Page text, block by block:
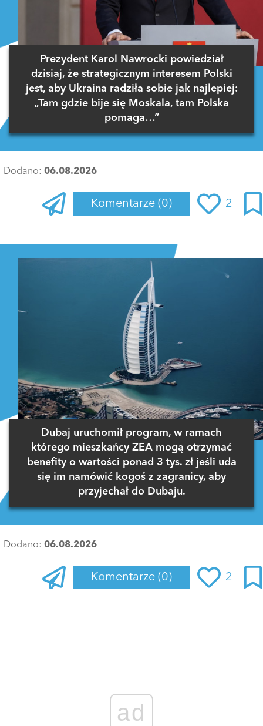
Prezydent Karol Nawrocki powiedział
dzisiaj, że strategicznym interesem Polski
jest, aby Ukraina radziła sobie jak najlepiej:
„Tam gdzie bije się Moskala, tam Polska
pomaga…”
Dodano: 06.08.2026
Komentarze (0) 2
Dubaj uruchomił program, w ramach
którego mieszkańcy ZEA mogą otrzymać
benefity o wartości ponad 3 tys. zł jeśli uda
się im namówić kogoś z zagranicy, aby
przyjechał do Dubaju.
Dodano: 06.08.2026
Komentarze (0) 2
ad